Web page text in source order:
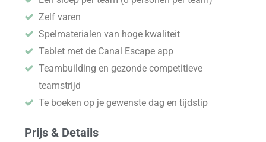
Zelf varen
Spelmaterialen van hoge kwaliteit
Tablet met de Canal Escape app
Teambuilding en gezonde competitieve
teamstrijd
Te boeken op je gewenste dag en tijdstip
Prijs & Details